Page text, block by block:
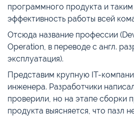
программного продукта и
эффективность работы всей
Отсюда название профессии
Operation, в переводе с англ.
эксплуатация).
Представим крупную IT-
инженера. Разработчики
проверили, но на этапе сборки
продукта выясняется, что пазл